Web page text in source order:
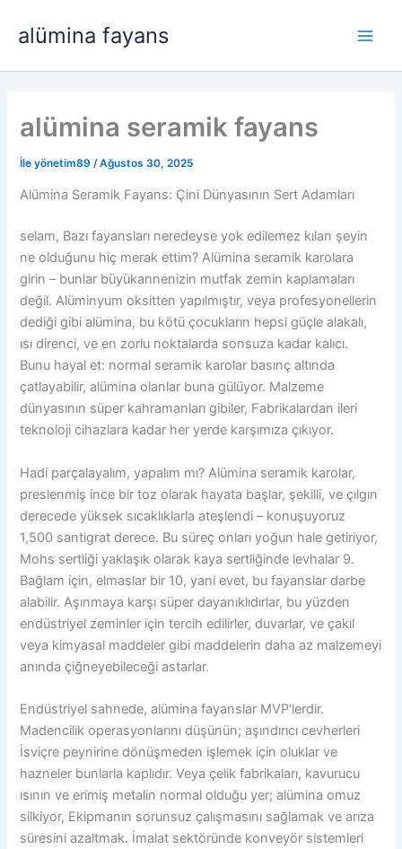
atlaalümina fayans
alümina seramik fayans
İleyönetim89 /Ağustos 30, 2025
Alümina Seramik Fayans: Çini Dünyasının Sert Adamları
selam, Bazı fayansları neredeyse yok edilemez kılan şeyin
ne olduğunu hiç merak ettim? Alümina seramik karolara
girin – bunlar büyükannenizin mutfak zemin kaplamaları
değil. Alüminyum oksitten yapılmıştır, veya profesyonellerin
dediği gibi alümina, bu kötü çocukların hepsi güçle alakalı,
ısı direnci, ve en zorlu noktalarda sonsuza kadar kalıcı.
Bunu hayal et: normal seramik karolar basınç altında
çatlayabilir, alümina olanlar buna gülüyor. Malzeme
dünyasının süper kahramanları gibiler, Fabrikalardan ileri
teknoloji cihazlara kadar her yerde karşımıza çıkıyor.
Hadi parçalayalım, yapalım mı? Alümina seramik karolar,
preslenmiş ince bir toz olarak hayata başlar, şekilli, ve çılgın
derecede yüksek sıcaklıklarla ateşlendi – konuşuyoruz
1,500 santigrat derece. Bu süreç onları yoğun hale getiriyor,
Mohs sertliği yaklaşık olarak kaya sertliğinde levhalar 9.
Bağlam için, elmaslar bir 10, yani evet, bu fayanslar darbe
alabilir. Aşınmaya karşı süper dayanıklıdırlar, bu yüzden
endüstriyel zeminler için tercih edilirler, duvarlar, ve çakıl
veya kimyasal maddeler gibi maddelerin daha az malzemeyi
anında çiğneyebileceği astarlar.
Endüstriyel sahnede, alümina fayanslar MVP'lerdir.
Madencilik operasyonlarını düşünün; aşındırıcı cevherleri
İsviçre peynirine dönüşmeden işlemek için oluklar ve
hazneler bunlarla kaplıdır. Veya çelik fabrikaları, kavurucu
ısının ve erimiş metalin normal olduğu yer; alümina omuz
silkiyor, Ekipmanın sorunsuz çalışmasını sağlamak ve arıza
süresini azaltmak. İmalat sektöründe konveyör sistemleri